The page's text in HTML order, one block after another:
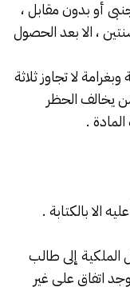
أو بدون مقابل ،
، الا بعد الحصول
لا تجاوز ثلاثة
يخالف الحظر
.
الا بالكتابة .
الملكية إلى طالب
اتفاق على غير